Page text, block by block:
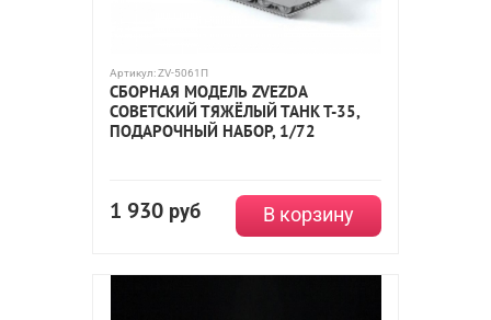
Артикул:ZV-5061П
СБОРНАЯ МОДЕЛЬ ZVEZDA
СОВЕТСКИЙ ТЯЖЁЛЫЙ ТАНК Т-35,
ПОДАРОЧНЫЙ НАБОР, 1/72
1 930 руб В корзину